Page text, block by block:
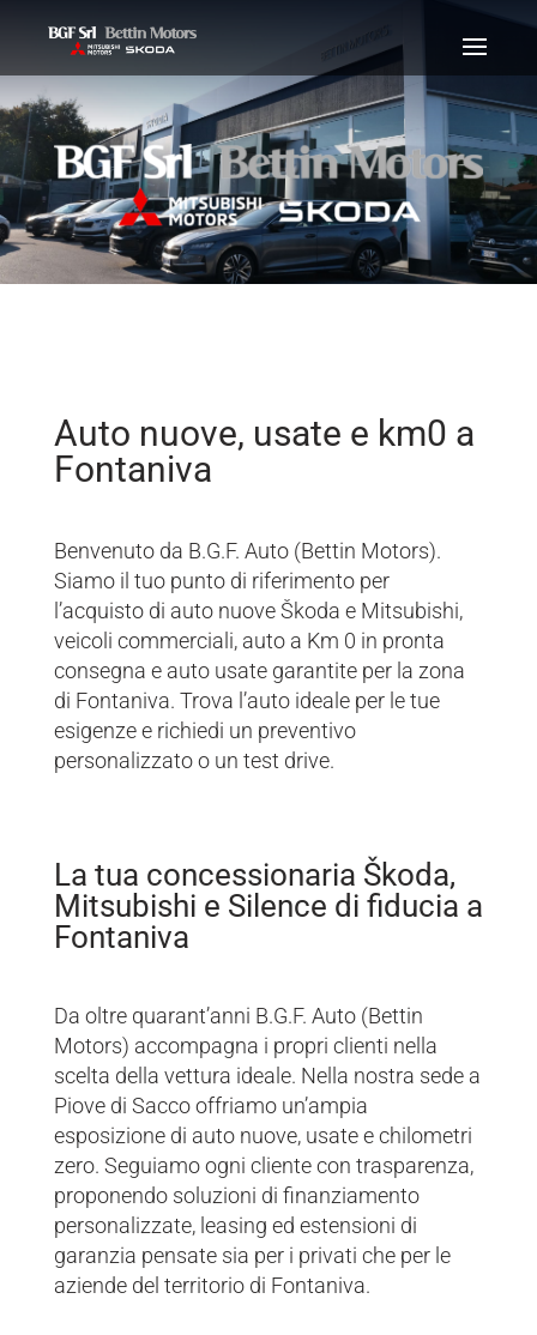
Auto nuove, usate e km0 a
Fontaniva
Benvenuto da B.G.F. Auto (Bettin Motors).
Siamo il tuo punto di riferimento per
l’acquisto di auto nuove Škoda e Mitsubishi,
veicoli commerciali, auto a Km 0 in pronta
consegna e auto usate garantite per la zona
di Fontaniva. Trova l’auto ideale per le tue
esigenze e richiedi un preventivo
personalizzato o un test drive.
La tua concessionaria Škoda,
Mitsubishi e Silence di fiducia a
Fontaniva
Da oltre quarant’anni B.G.F. Auto (Bettin
Motors) accompagna i propri clienti nella
scelta della vettura ideale. Nella nostra sede a
Piove di Sacco offriamo un’ampia
esposizione di auto nuove, usate e chilometri
zero. Seguiamo ogni cliente con trasparenza,
proponendo soluzioni di finanziamento
personalizzate, leasing ed estensioni di
garanzia pensate sia per i privati che per le
aziende del territorio di Fontaniva.